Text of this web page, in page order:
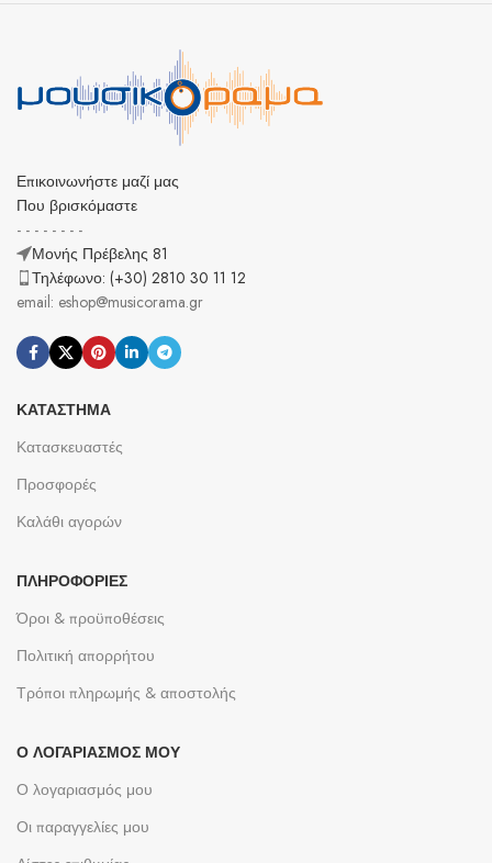
Επικοινωνήστε μαζί μας
Που βρισκόμαστε
- - - - - - - -
Μονής Πρέβελης 81
Τηλέφωνο: (+30) 2810 30 11 12
email: eshop@musicorama.gr
ΚΑΤΆΣΤΗΜΑ
Κατασκευαστές
Προσφορές
Καλάθι αγορών
ΠΛΗΡΟΦΟΡΊΕΣ
Όροι & προϋποθέσεις
Πολιτική απορρήτου
Τρόποι πληρωμής & αποστολής
Ο ΛΟΓΑΡΙΑΣΜΌΣ ΜΟΥ
Ο λογαριασμός μου
Οι παραγγελίες μου